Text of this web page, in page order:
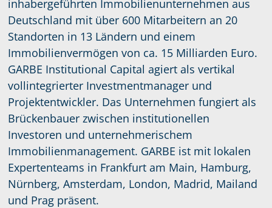
inhabergeführten Immobilienunternehmen aus
Deutschland mit über 600 Mitarbeitern an 20
Standorten in 13 Ländern und einem
Immobilienvermögen von ca. 15 Milliarden Euro.
GARBE Institutional Capital agiert als vertikal
vollintegrierter Investmentmanager und
Projektentwickler. Das Unternehmen fungiert als
Brückenbauer zwischen institutionellen
Investoren und unternehmerischem
Immobilienmanagement. GARBE ist mit lokalen
Expertenteams in Frankfurt am Main, Hamburg,
Nürnberg, Amsterdam, London, Madrid, Mailand
und Prag präsent.